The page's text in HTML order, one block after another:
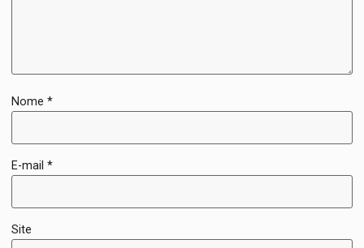
Nome*
E-mail*
Site